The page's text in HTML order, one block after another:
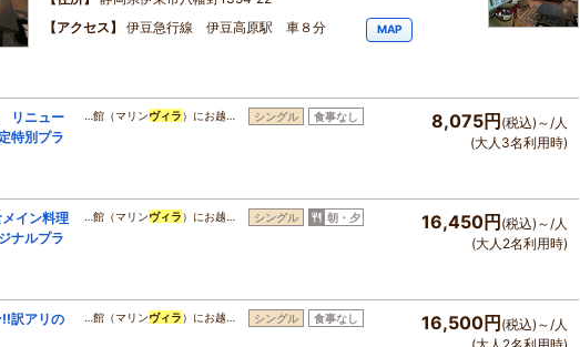
アクセス
伊豆急行線 伊豆高原駅 車８分 MAP
リニュー
特別プラ
…館（マリンヴィラ）にお越… シングル 食事なし 8,075円 (税込)～/人
(大人3名利用時)
イン料理
ナルプラ
…館（マリンヴィラ）にお越… シングル 朝・夕 16,450円 (税込)～/人
(大人2名利用時)
!!訳アリの
…館（マリンヴィラ）にお越… シングル 食事なし 16,500円 (税込)～/人